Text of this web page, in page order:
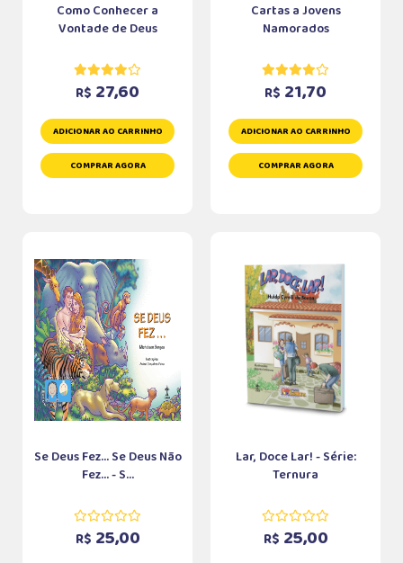
Como Conhecer a
Vontade de Deus
R$ 27,60
ADICIONAR AO CARRINHO
COMPRAR AGORA
Cartas a Jovens
Namorados
R$ 21,70
ADICIONAR AO CARRINHO
COMPRAR AGORA
Se Deus Fez... Se Deus Não
Fez... - S...
R$ 25,00
Lar, Doce Lar! - Série:
Ternura
R$ 25,00